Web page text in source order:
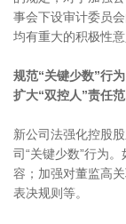
事会下设审计委员
均有重大的积极性意
规范“关键少数”行为
扩大“双控人”责任范
新公司法强化控股
司“关键少数”行为
容；加强对董监高
表决规则等。